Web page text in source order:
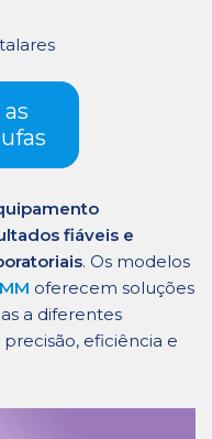
fiáveis e
. Os modelos
oferecem soluções
a diferentes
eficiência e